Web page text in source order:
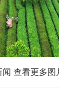
闻 查看更多图